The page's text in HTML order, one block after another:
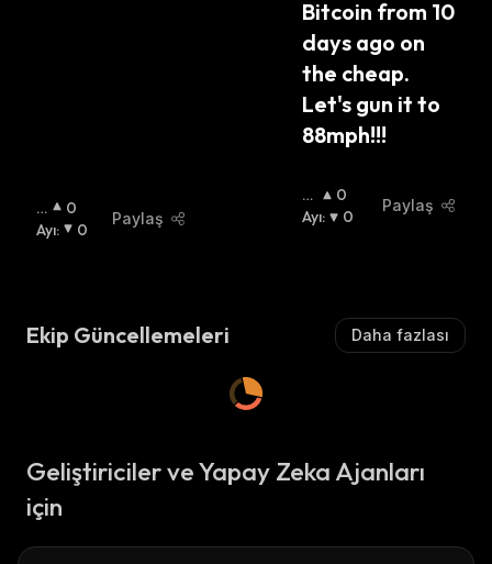
B
O
0
Ayı: 0
Paylaş
Bitcoin from 10
days ago on
the cheap.
Let's gun it to
88mph!!!
B
O
0
Ayı: 0
Paylaş
Ekip Güncellemeleri Daha fazlası
Geliştiriciler ve Yapay Zeka Ajanları
için